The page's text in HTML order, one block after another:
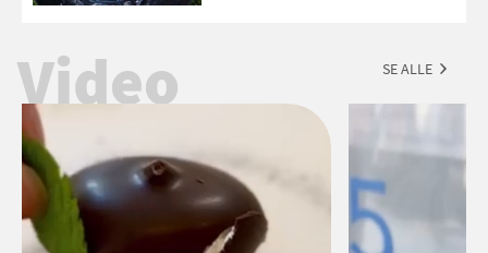
Video SE ALLE